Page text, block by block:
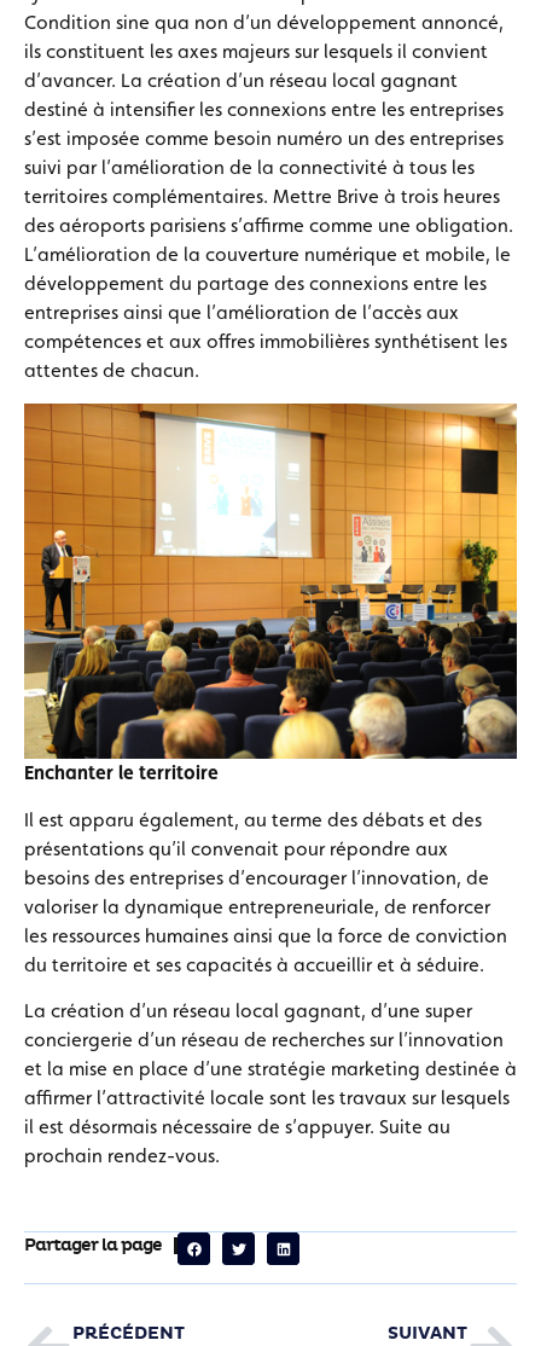
Condition sine qua non d’un développement annoncé,
ils constituent les axes majeurs sur lesquels il convient
d’avancer. La création d’un réseau local gagnant
destiné à intensifier les connexions entre les entreprises
s’est imposée comme besoin numéro un des entreprises
suivi par l’amélioration de la connectivité à tous les
territoires complémentaires. Mettre Brive à trois heures
des aéroports parisiens s’affirme comme une obligation.
L’amélioration de la couverture numérique et mobile, le
développement du partage des connexions entre les
entreprises ainsi que l’amélioration de l’accès aux
compétences et aux offres immobilières synthétisent les
attentes de chacun.
Enchanter le territoire
Il est apparu également, au terme des débats et des
présentations qu’il convenait pour répondre aux
besoins des entreprises d’encourager l’innovation, de
valoriser la dynamique entrepreneuriale, de renforcer
les ressources humaines ainsi que la force de conviction
du territoire et ses capacités à accueillir et à séduire.
La création d’un réseau local gagnant, d’une super
conciergerie d’un réseau de recherches sur l’innovation
et la mise en place d’une stratégie marketing destinée à
affirmer l’attractivité locale sont les travaux sur lesquels
il est désormais nécessaire de s’appuyer. Suite au
prochain rendez-vous.
Partager la page
PRÉCÉDENT SUIVANT